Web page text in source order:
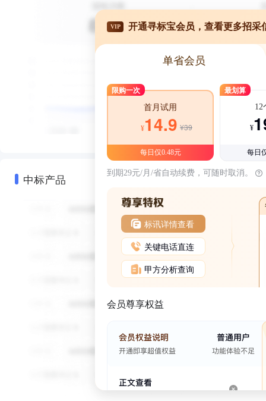
中标产品
VIP 开通寻标宝会员，查看更多招采
单省会员
限购一次
首月试用
¥14.9 ¥39
每日仅0.48元
最划算
12
¥
每日
到期29元/月/省自动续费，可随时取消。
标讯详情查看
关键电话直连
甲方分析查询
会员尊享权益